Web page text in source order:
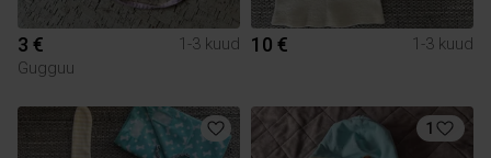
3 €
1-3 kuud
Gugguu
10 € 1-3 kuud
1